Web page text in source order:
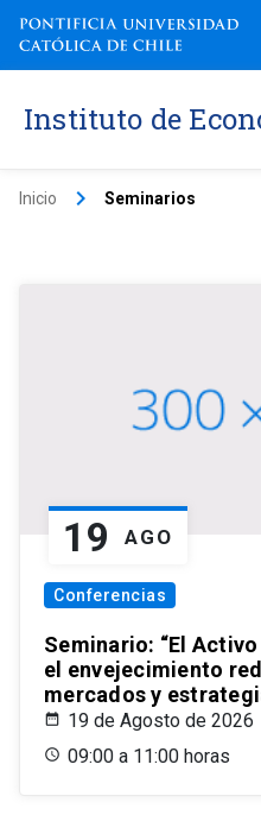
Instituto de
Inicio keyboard_arrow_right Seminarios
19 AGO
Conferencias
Seminario: “El
el envejecimiento
mercados y
19 de Agosto de 2026
09:00 a 11:00 horas